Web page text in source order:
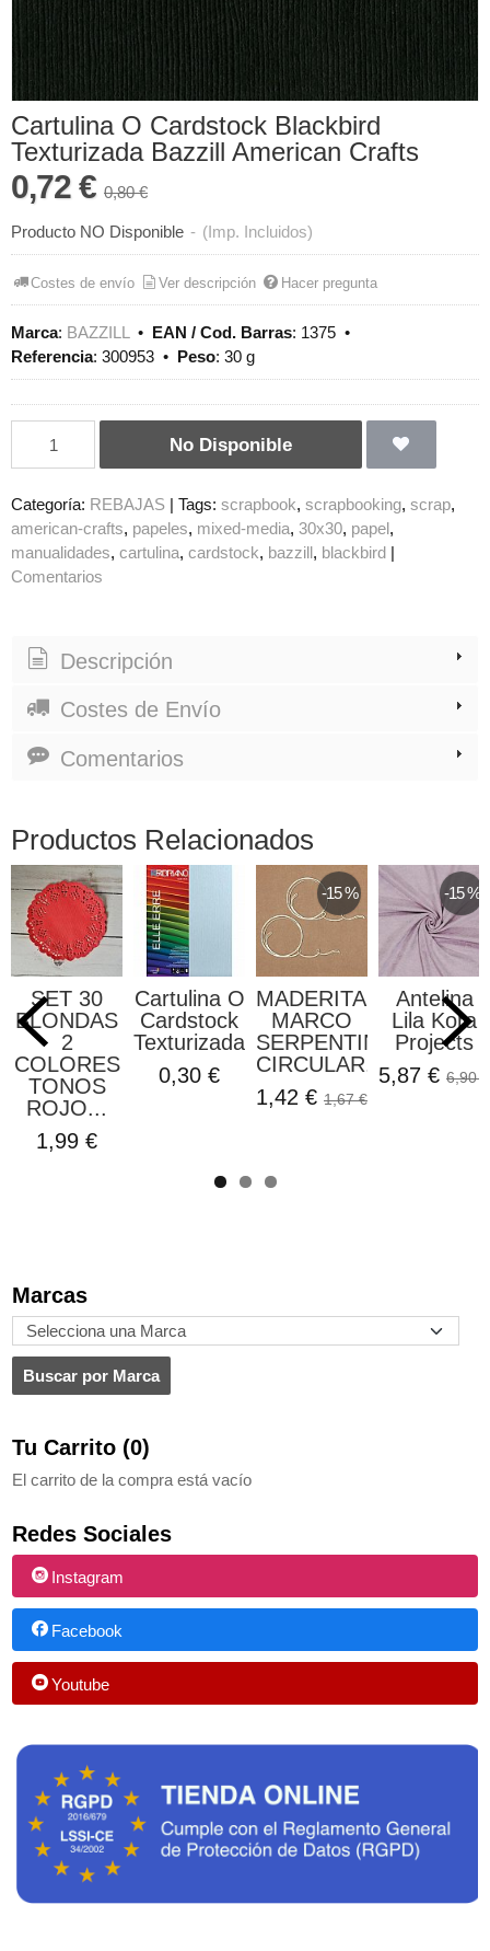
Marcas
Tu Carrito (0)
El carrito de la compra está vacío
Redes Sociales
Instagram
Facebook
Youtube
Cartulina O Cardstock Blackbird
Texturizada Bazzill American Crafts
0,72 € 0,80 €
Producto NO Disponible - (Imp. Incluidos)
Costes de envío Ver descripción Hacer pregunta
Marca: BAZZILL• EAN / Cod. Barras: 1375 •
Referencia: 300953 • Peso: 30 g
No Disponible
Categoría: REBAJAS Tags: scrapbook scrapbooking scrap
american-crafts papeles mixed-media 30x30 papel
manualidades cartulina cardstock bazzill blackbird
Comentarios
Descripción
Costes de Envío
Comentarios
Productos Relacionados
SET 30
BLONDAS
2
COLORES
TONOS
ROJO...
1,99 €
Cartulina O
Cardstock
Texturizada...
0,30 €
-15 %
MADERITAS
MARCO
SERPENTIN
CIRCULAR...
1,42 € 1,67 €
-15 %
Antelina
Lila Kora
Projects
5,87 € 6,90 €